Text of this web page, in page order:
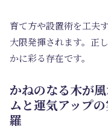
育て方や設置術を工夫
大限発揮されます。正
かに彩る存在です。
かねのなる木が
ムと運気アップ
羅